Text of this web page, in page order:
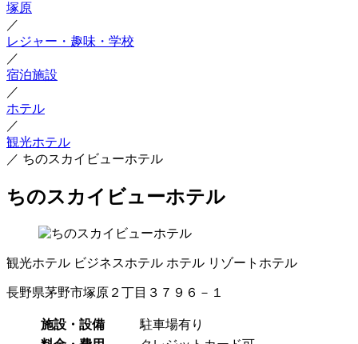
塚原
／
レジャー・趣味・学校
／
宿泊施設
／
ホテル
／
観光ホテル
／ ちのスカイビューホテル
ちのスカイビューホテル
観光ホテル ビジネスホテル ホテル リゾートホテル
長野県茅野市塚原２丁目３７９６－１
施設・設備
駐車場有り